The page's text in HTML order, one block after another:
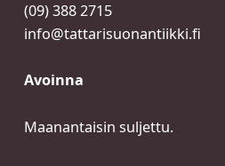
(09) 388 2715
info@tattarisuonantiikki.fi
Avoinna
Maanantaisin suljettu.